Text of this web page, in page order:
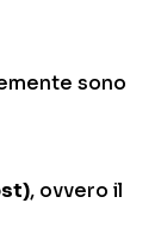
sono
, ovvero il